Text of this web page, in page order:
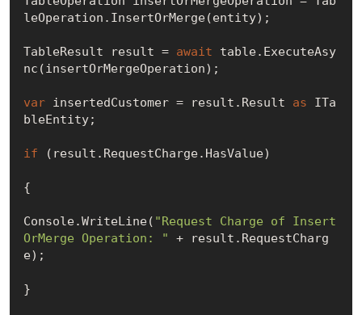
leOperation.InsertOrMerge(entity);
TableResult result = await table.ExecuteAsy
nc(insertOrMergeOperation);
var insertedCustomer = result.Result as ITa
bleEntity;
if (result.RequestCharge.HasValue)
{
Console.WriteLine( "Request Charge of Insert
OrMerge Operation: " + result.RequestCharg
e);
}